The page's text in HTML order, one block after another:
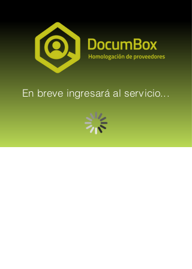
En breve ingresará al servicio...